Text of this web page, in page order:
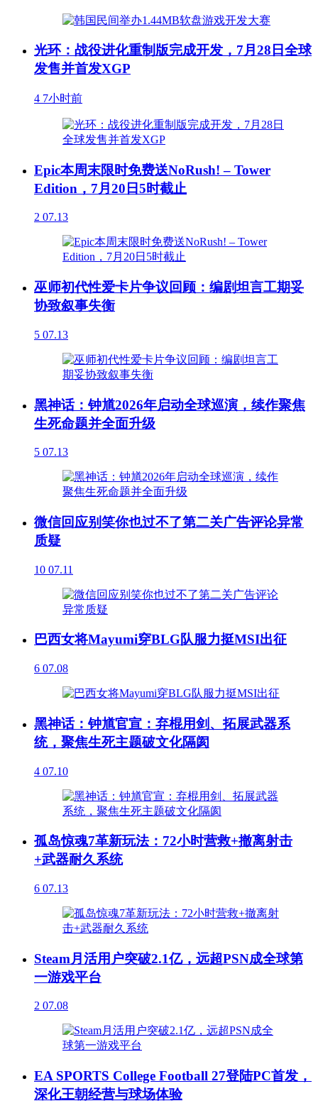
光环：战役进化重制版完成开发，7月28日全球
发售并首发XGP
4 7小时前
Epic本周末限时免费送NoRush! – Tower
Edition，7月20日5时截止
2 07.13
巫师初代性爱卡片争议回顾：编剧坦言工期妥
协致叙事失衡
5 07.13
黑神话：钟馗2026年启动全球巡演，续作聚焦
生死命题并全面升级
5 07.13
微信回应别笑你也过不了第二关广告评论异常
质疑
10 07.11
巴西女将Mayumi穿BLG队服力挺MSI出征
6 07.08
黑神话：钟馗官宣：弃棍用剑、拓展武器系
统，聚焦生死主题破文化隔阂
4 07.10
孤岛惊魂7革新玩法：72小时营救+撤离射击
+武器耐久系统
6 07.13
Steam月活用户突破2.1亿，远超PSN成全球第
一游戏平台
2 07.08
EA SPORTS College Football 27登陆PC首发，
深化王朝经营与球场体验